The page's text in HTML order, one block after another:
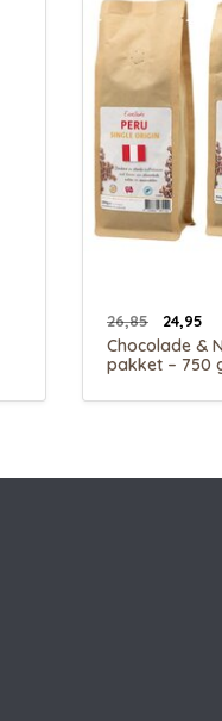
26,85 24,95
Chocolade &
pakket – 750